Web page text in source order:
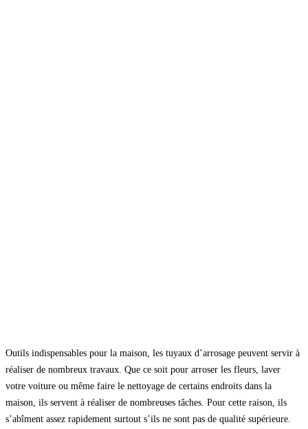
Outils indispensables pour la maison, les tuyaux d’arrosage peuvent servir à
réaliser de nombreux travaux. Que ce soit pour arroser les fleurs, laver
votre voiture ou même faire le nettoyage de certains endroits dans la
maison, ils servent à réaliser de nombreuses tâches. Pour cette raison, ils
s’abîment assez rapidement surtout s’ils ne sont pas de qualité supérieure.